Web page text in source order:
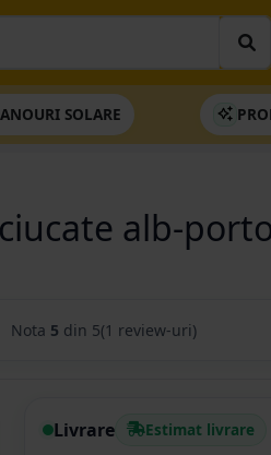
SOLARE
alb-
Nota 5 din 5(1 review-uri)
Livrare Estimat livrare